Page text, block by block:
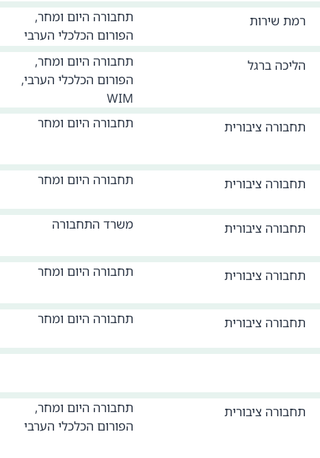
רמת שירות
תחבורה היום ומחר,
הפורום הכלכלי הערבי
הליכה ברגל
תחבורה היום ומחר,
הפורום הכלכלי הערבי,
WIM
תחבורה ציבורית תחבורה היום ומחר
תחבורה ציבורית תחבורה היום ומחר
תחבורה ציבורית משרד התחבורה
תחבורה ציבורית תחבורה היום ומחר
תחבורה ציבורית תחבורה היום ומחר
תחבורה ציבורית
תחבורה היום ומחר,
הפורום הכלכלי הערבי